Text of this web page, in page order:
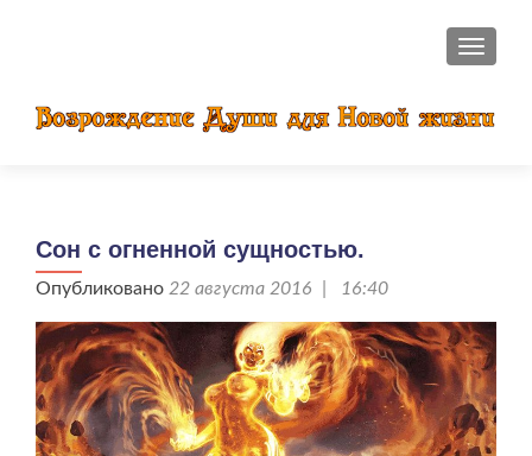
Сон с огненной сущностью.
Опубликовано 22 августа 2016 | 16:40